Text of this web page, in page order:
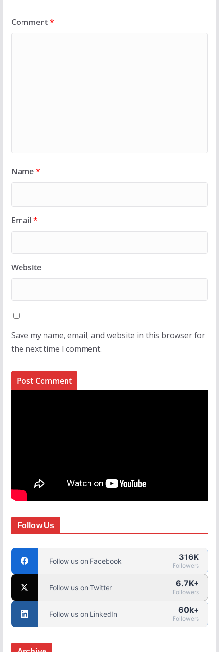
Comment*
Name*
Email*
Website
Save my name, email, and website in this browser for
the next time I comment.
Follow Us
Follow us on Facebook 316K
Followers
Follow us on Twitter 6.7K+
Followers
Follow us on LinkedIn 60k+
Followers